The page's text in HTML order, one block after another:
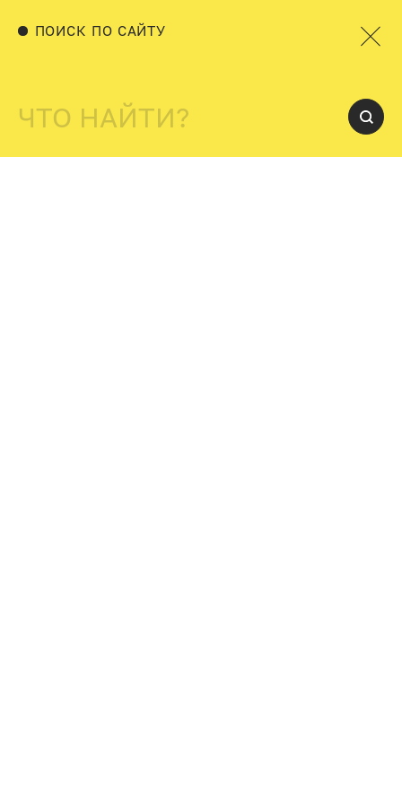
ПОИСК ПО САЙТУ